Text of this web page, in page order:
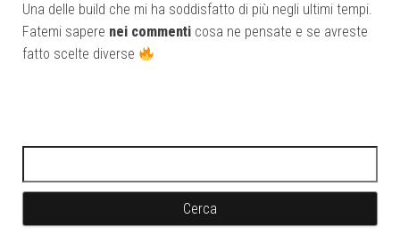
Una delle build che mi ha soddisfatto di più negli ultimi tempi.
Fatemi sapere nei commenti cosa ne pensate e se avreste
fatto scelte diverse